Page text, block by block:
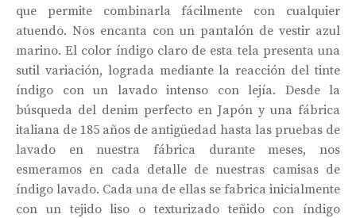
que permite combinarla fácilmente con cualquier
atuendo. Nos encanta con un pantalón de vestir azul
marino. El color índigo claro de esta tela presenta una
sutil variación, lograda mediante la reacción del tinte
índigo con un lavado intenso con lejía. Desde la
búsqueda del denim perfecto en Japón y una fábrica
italiana de 185 años de antigüedad hasta las pruebas de
lavado en nuestra fábrica durante meses, nos
esmeramos en cada detalle de nuestras camisas de
índigo lavado. Cada una de ellas se fabrica inicialmente
con un tejido liso o texturizado teñido con índigo